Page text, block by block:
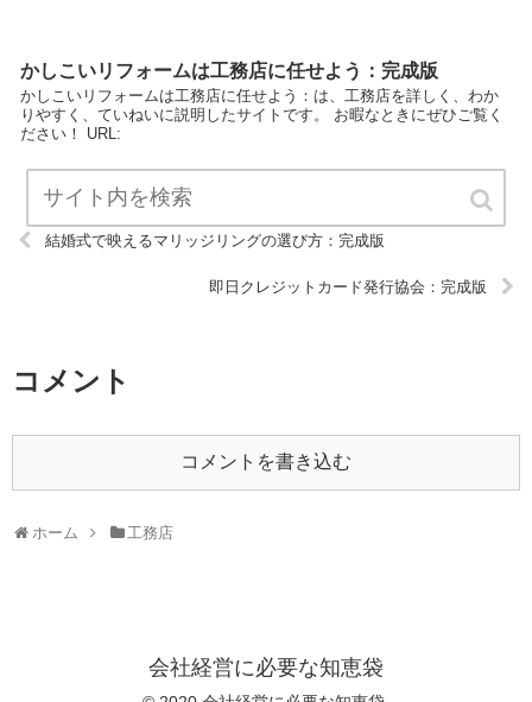
かしこいリフォームは工務店に任せよう：完成版
かしこいリフォームは工務店に任せよう：は、工務店を詳しく、わか
りやすく、ていねいに説明したサイトです。 お暇なときにぜひご覧く
ださい！ URL:
結婚式で映えるマリッジリングの選び方：完成版
即日クレジットカード発行協会：完成版
コメント
コメントを書き込む
ホーム 工務店
会社経営に必要な知恵袋